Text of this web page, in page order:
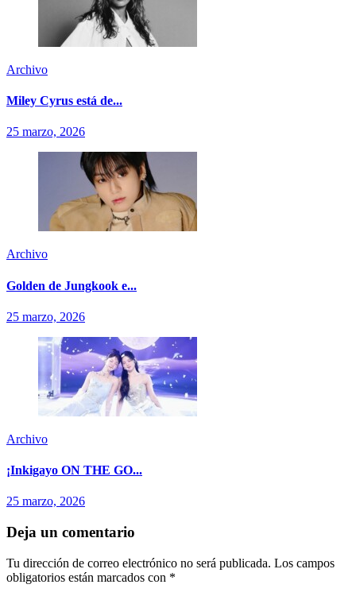
Archivo
Miley Cyrus está de...
25 marzo, 2026
Archivo
Golden de Jungkook e...
25 marzo, 2026
Archivo
¡Inkigayo ON THE GO...
25 marzo, 2026
Deja un comentario
Tu dirección de correo electrónico no será publicada. Los campos
obligatorios están marcados con *